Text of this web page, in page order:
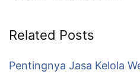
Related Posts
Pentingnya Jasa Kelola